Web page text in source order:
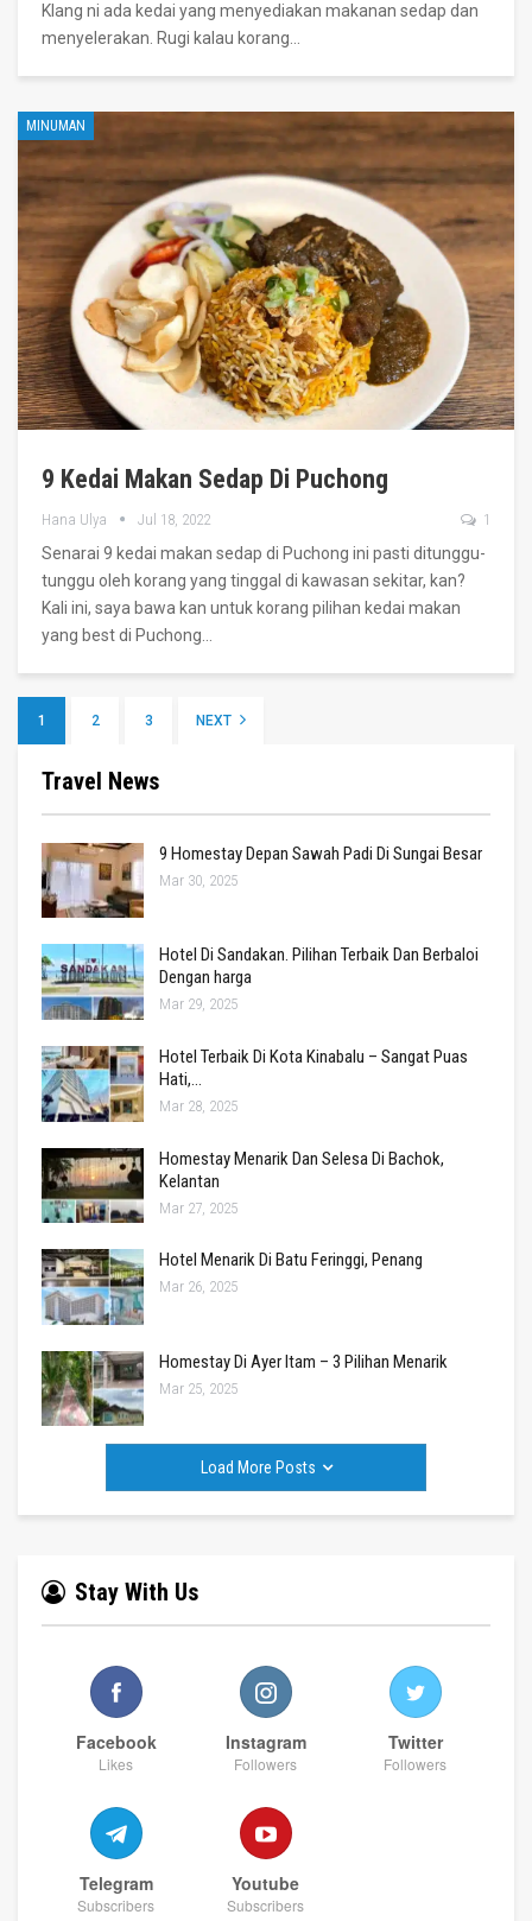
Klang ni ada kedai yang menyediakan makanan sedap dan
menyelerakan. Rugi kalau korang
MINUMAN
9 Kedai Makan Sedap Di Puchong
Hana Ulya Jul 18, 2022 1
Senarai 9 kedai makan sedap di Puchong ini pasti ditunggu-
tunggu oleh korang yang tinggal di kawasan sekitar, kan?
Kali ini, saya bawa kan untuk korang pilihan kedai makan
yang best di Puchong
1 2 3 NEXT
Travel News
9 Homestay Depan Sawah Padi Di Sungai Besar
Mar 30, 2025
Hotel Di Sandakan. Pilihan Terbaik Dan Berbaloi
Dengan harga
Mar 29, 2025
Hotel Terbaik Di Kota Kinabalu – Sangat Puas
Hati,…
Mar 28, 2025
Homestay Menarik Dan Selesa Di Bachok,
Kelantan
Mar 27, 2025
Hotel Menarik Di Batu Feringgi, Penang
Mar 26, 2025
Homestay Di Ayer Itam – 3 Pilihan Menarik
Mar 25, 2025
Load More Posts
Stay With Us
Facebook
Likes
Instagram
Followers
Twitter
Followers
Telegram
Subscribers
Youtube
Subscribers